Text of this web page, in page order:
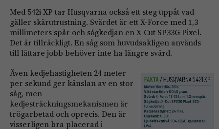
Med 542i XP tar Husqvarna också ett steg uppåt vad
gäller skärutrustning. Svärdet är ett X-Force med 1,3
millimeters spår och sågkedjan en X-Cut SP33G Pixel.
Det är tillräckligt. En såg som huvudsakligen används
till lättare jobb behöver inte ha längre svärd.
Även kedjehastigheten 24 meter
per sekund ger känslan av en stor
såg, men
kedjesträckningsmekanismen är
trögarbetad och oprecis. Den är
visserligen bra placerad i